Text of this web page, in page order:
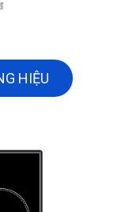
HIỆU